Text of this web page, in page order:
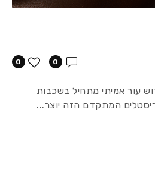
0 0
עור אמיתי מתחיל בשכבות
המתקדם הזה יוצר...